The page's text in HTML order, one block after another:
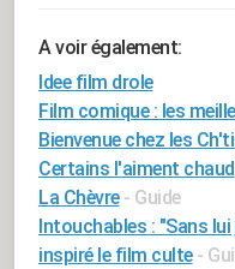
A voir également:
Idee film drole
Film comique : les
Bienvenue chez les
Certains l'aiment chaud
La Chèvre - Guide
Intouchables : "Sans
inspiré le film culte -